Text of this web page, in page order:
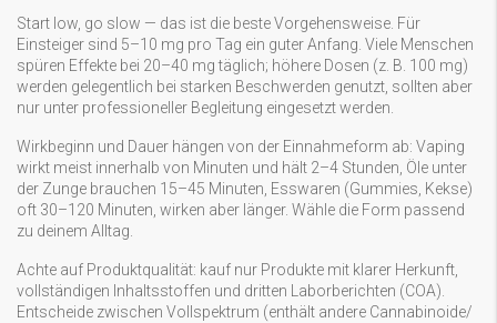
Start low, go slow — das ist die beste Vorgehensweise. Für
Einsteiger sind 5–10 mg pro Tag ein guter Anfang. Viele Menschen
spüren Effekte bei 20–40 mg täglich; höhere Dosen (z. B. 100 mg)
werden gelegentlich bei starken Beschwerden genutzt, sollten aber
nur unter professioneller Begleitung eingesetzt werden.
Wirkbeginn und Dauer hängen von der Einnahmeform ab: Vaping
wirkt meist innerhalb von Minuten und hält 2–4 Stunden, Öle unter
der Zunge brauchen 15–45 Minuten, Esswaren (Gummies, Kekse)
oft 30–120 Minuten, wirken aber länger. Wähle die Form passend
zu deinem Alltag.
Achte auf Produktqualität: kauf nur Produkte mit klarer Herkunft,
vollständigen Inhaltsstoffen und dritten Laborberichten (COA).
Entscheide zwischen Vollspektrum (enthält andere Cannabinoide/